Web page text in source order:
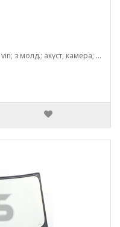
Примітка: зел.; кріп.датч.волог./світл. ; vin; з молд.; акуст; камера; 1568*863